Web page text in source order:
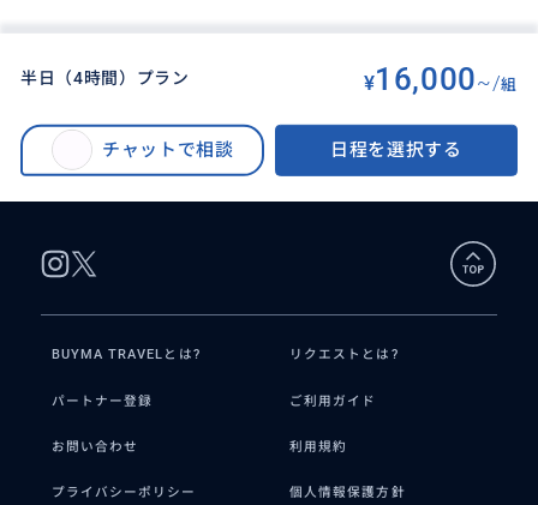
半日（4時間）プラン ¥16,000~/組
チャットで相談 日程を選択する
BUYMA TRAVEL> パリオプショナルツアー>
パリ市内 日本語観光ガイド フリープラン／選べる半日（4時間）・1日（8
時間）／空港送迎サポートの追加も可能
BUYMA TRAVELとは? リクエストとは?
パートナー登録 ご利用ガイド
お問い合わせ 利用規約
プライバシーポリシー 個人情報保護方針